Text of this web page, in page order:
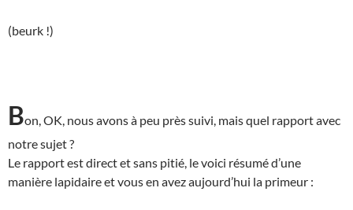
(beurk !)
Bon, OK, nous avons à peu près suivi, mais quel rapport avec
notre sujet ?
Le rapport est direct et sans pitié, le voici résumé d’une
manière lapidaire et vous en avez aujourd’hui la primeur :